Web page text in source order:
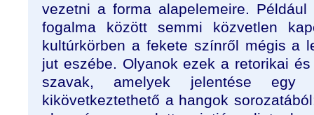
vezetni a forma alapelemeire.
fogalma között semmi közvetlen
kultúrkörben a fekete színről mégis a
jut eszébe. Olyanok ezek a retorikai
szavak, amelyek jelentése
kikövetkeztethető a hangok